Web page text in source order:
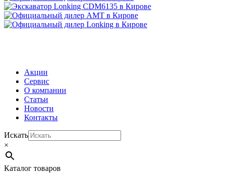
Акции
Сервис
О компании
Статьи
Новости
Контакты
Искать
×
Каталог товаров